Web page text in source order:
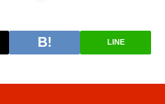
LINE